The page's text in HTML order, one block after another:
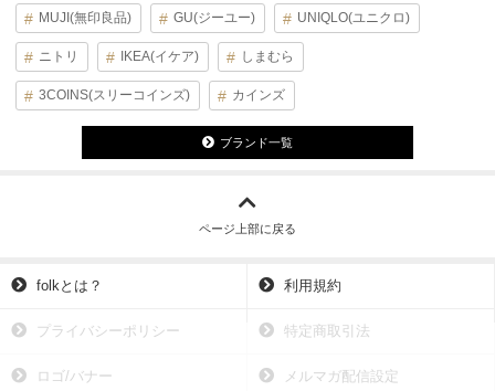
MUJI(無印良品) GU(ジーユー) UNIQLO(ユニクロ)
ニトリ IKEA(イケア) しまむら
3COINS(スリーコインズ) カインズ
ブランド一覧
ページ上部に戻る
folkとは？ 利用規約
プライバシーポリシー 特定商取引法
ロゴ/バナー メルマガ配信設定